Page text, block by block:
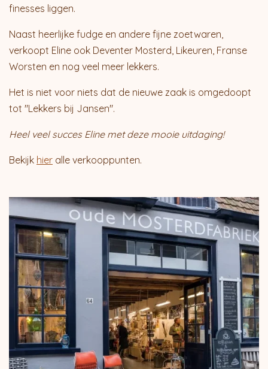
finesses liggen.
Naast heerlijke fudge en andere fijne zoetwaren,
verkoopt Eline ook Deventer Mosterd, Likeuren, Franse
Worsten en nog veel meer lekkers.
Het is niet voor niets dat de nieuwe zaak is omgedoopt
tot "Lekkers bij Jansen".
Heel veel succes Eline met deze mooie uitdaging!
Bekijk hier alle verkooppunten.